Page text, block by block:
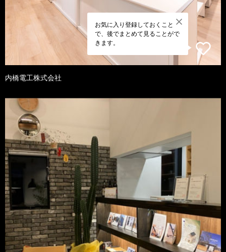
お気に入り登録しておくこと
で、後でまとめて見ることがで
きます。
内橋電工株式会社